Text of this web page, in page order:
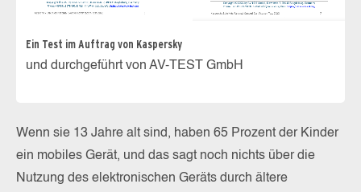
Ein Test im Auftrag von Kaspersky
und durchgeführt von AV-TEST GmbH
Wenn sie 13 Jahre alt sind, haben 65 Prozent der Kinder
ein mobiles Gerät, und das sagt noch nichts über die
Nutzung des elektronischen Geräts durch ältere